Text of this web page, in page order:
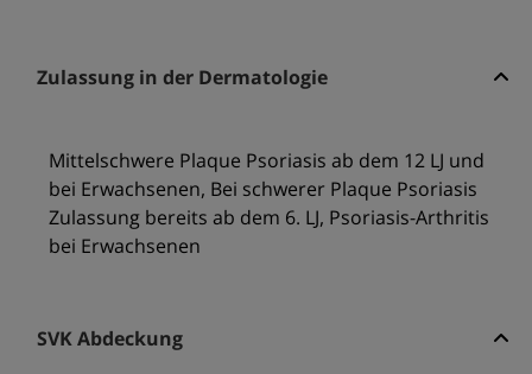
Zulassung in der Dermatologie
Mittelschwere Plaque Psoriasis ab dem 12 LJ und
bei Erwachsenen, Bei schwerer Plaque Psoriasis
Zulassung bereits ab dem 6. LJ, Psoriasis-Arthritis
bei Erwachsenen
SVK Abdeckung